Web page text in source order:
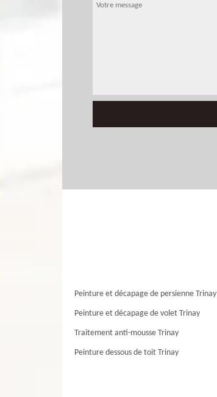
Peinture et décapage de persienne Trinay
Peinture et décapage de volet Trinay
Traitement anti-mousse Trinay
Peinture dessous de toit Trinay